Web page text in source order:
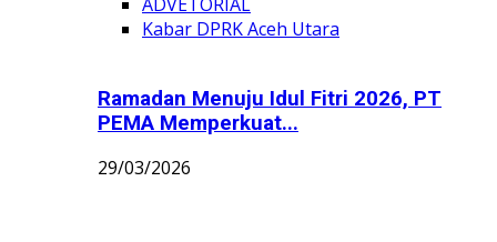
Kabar DPRK Aceh Utara
Ramadan Menuju Idul Fitri 2026, PT
PEMA Memperkuat...
29/03/2026